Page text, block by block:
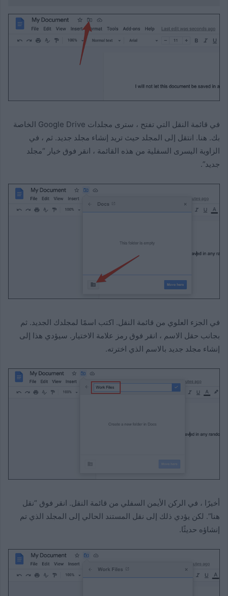
في قائمة النقل التي تفتح ، سترى مجلدات Google Drive الخاصة
بك. هنا. انتقل إلى المجلد حيث تريد إنشاء مجلد جديد. ثم ، في
الزاوية اليسرى السفلية من هذه القائمة ، انقر فوق خيار “مجلد
جديد”.
في الجزء العلوي من قائمة النقل. اكتب اسمًا لمجلدك الجديد. ثم
بجانب حقل الاسم ، انقر فوق رمز علامة الاختيار. سيؤدي هذا إلى
إنشاء مجلد جديد بالاسم الذي اخترته.
أخيرًا ، في الركن الأيمن السفلي من قائمة النقل. انقر فوق “نقل
هنا”. لكن يؤدي ذلك إلى نقل المستند الحالي إلى المجلد الذي تم
إنشاؤه حديثًا.